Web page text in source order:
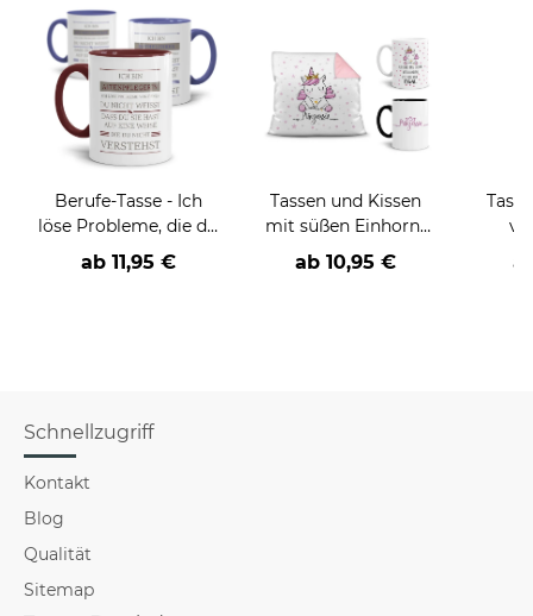
Berufe-Tasse - Ich
löse Probleme, die du
nicht verstehst -
verschiedene Berufe
ab 11,95 €
Tassen und Kissen
mit süßen Einhorn-
Motiven
ab 10,95 €
Schnellzugriff
Kontakt
Blog
Qualität
Sitemap